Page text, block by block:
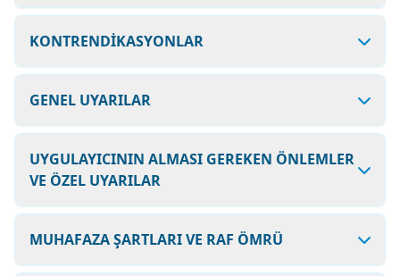
KONTRENDİKASYONLAR
GENEL UYARILAR
UYGULAYICININ ALMASI GEREKEN ÖNLEMLER
VE ÖZEL UYARILAR
MUHAFAZA ŞARTLARI VE RAF ÖMRÜ